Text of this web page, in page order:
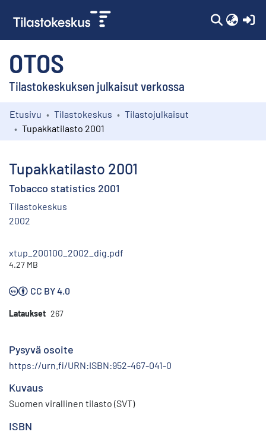
OTOS
Tilastokeskuksen julkaisut verkossa
Kokoelmat
Etusivu Tilastokeskus
Tilastojulkaisut
Tupakkatilasto 2001
Tupakkatilasto 2001
Tobacco statistics 2001
Tilastokeskus
2002
xtup_200100_2002_dig.pdf
4.27 MB
CC BY 4.0
Lataukset 267
Pysyvä osoite
https://urn.fi/URN:ISBN:952-467-041-0
Kuvaus
Suomen virallinen tilasto (SVT)
ISBN